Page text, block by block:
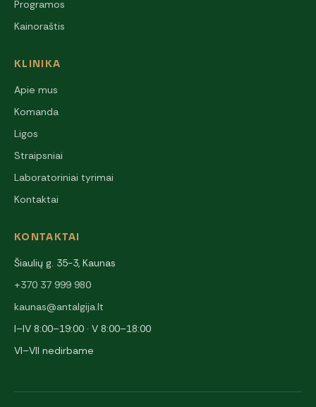
Programos
Kainoraštis
KLINIKA
Apie mus
Komanda
Ligos
Straipsniai
Laboratoriniai tyrimai
Kontaktai
KONTAKTAI
Šiaulių g. 35-3, Kaunas
+370 37 999 980
kaunas@antalgija.lt
I–IV 8:00–19:00 · V 8:00–18:00
VI–VII nedirbame